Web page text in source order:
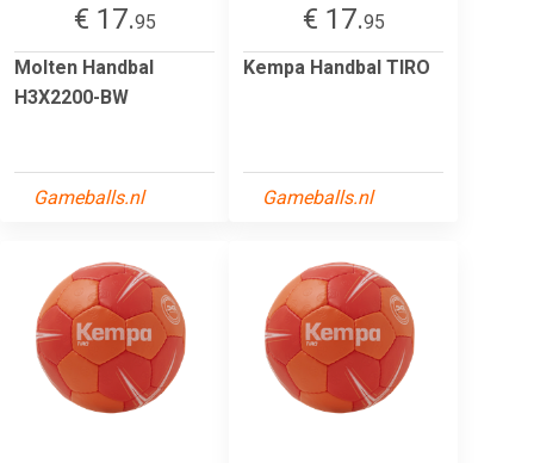
€ 17.95
Molten Handbal
H3X2200-BW
Gameballs.nl
€ 17.95
Kempa Handbal TIRO
Gameballs.nl